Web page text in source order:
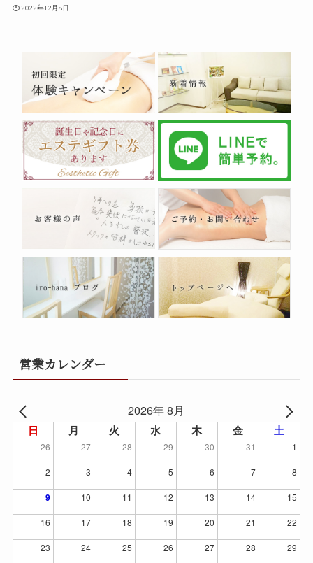
2022年12月8日
営業カレンダー
2026年 8月
日 月 火 水 木 金 土
26 27 28 29 30 31 1
2 3 4 5 6 7 8
9 10 11 12 13 14 15
16 17 18 19 20 21 22
23 24 25 26 27 28 29